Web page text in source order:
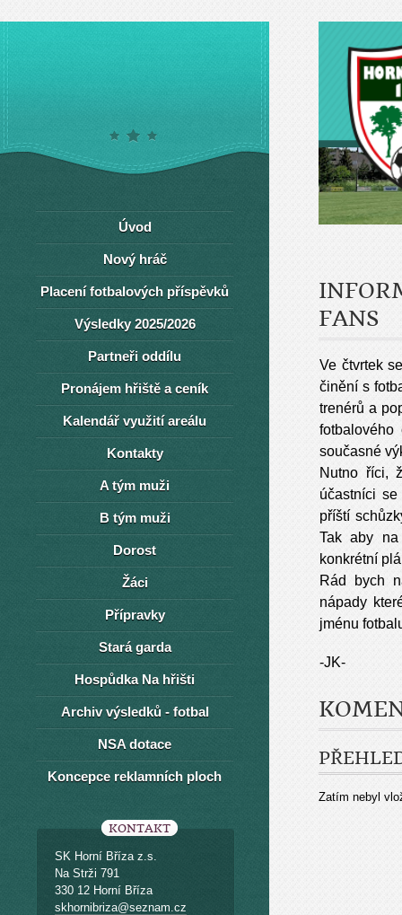
FANS
Ve čtvrtek
činění s
trenérů a
současné
Nutno říci,
účastníci
příští
Tak aby
konkrétní
Rád bych
nápady
jménu
-JK-
Zatím nebyl
Úvod
Nový hráč
Placení fotbalových příspěvků
Výsledky 2025/2026
Partneři oddílu
Pronájem hřiště a ceník
Kalendář využití areálu
Kontakty
A tým muži
B tým muži
Dorost
Žáci
Přípravky
Stará garda
Hospůdka Na hřišti
Archiv výsledků - fotbal
NSA dotace
Koncepce reklamních ploch
KONTAKT
SK Horní Bříza z.s.
Na Strži 791
330 12 Horní Bříza
skhornibriza@seznam.cz